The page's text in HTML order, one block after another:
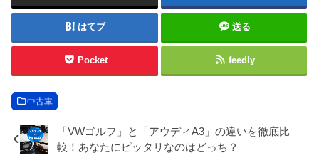
はてブ 送る
Pocket feedly
中古車
「VWゴルフ」と「アウディA3」の違いを徹底比
較！あなたにピッタリなのはどっち？